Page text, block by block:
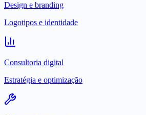
Design e branding
Logotipos e identidade
Consultoria digital
Estratégia e optimização